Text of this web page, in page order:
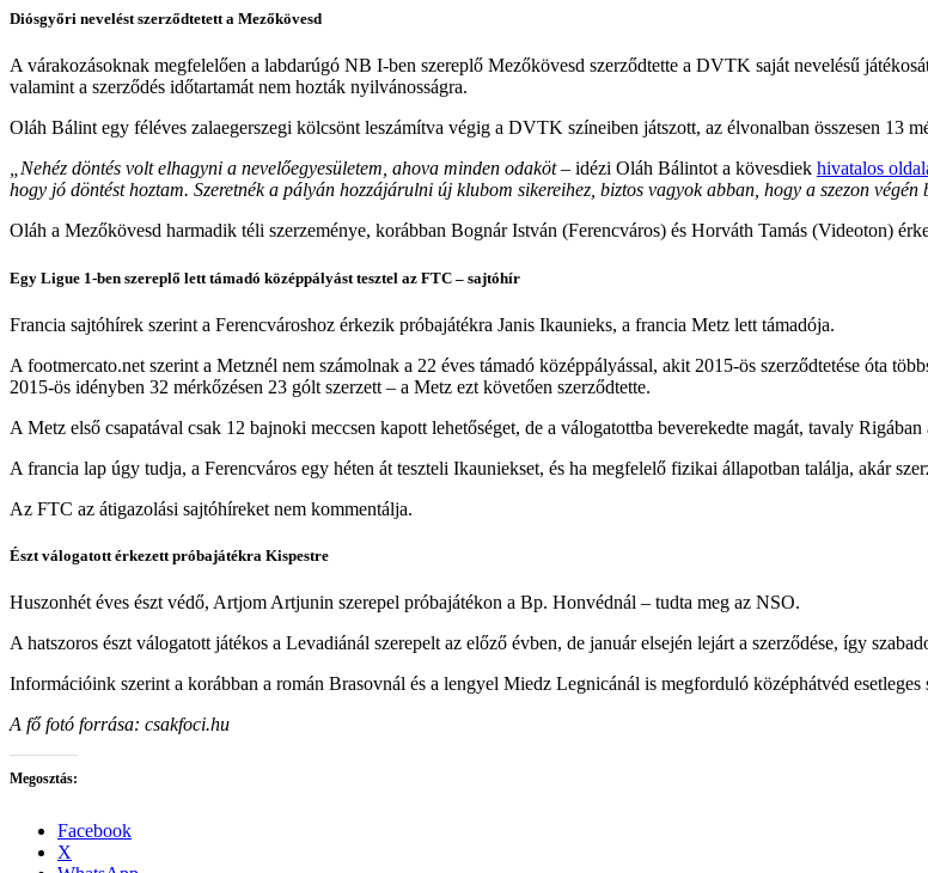
Diósgyőri nevelést szerződtetett a Mezőkövesd
A várakozásoknak megfelelően a labdarúgó NB I-ben szereplő Mezőkövesd szerződtette a DVTK saját nevelésű
valamint a szerződés időtartamát nem hozták nyilvánosságra.
Oláh Bálint egy féléves zalaegerszegi kölcsönt leszámítva végig a DVTK színeiben játszott, az élvonalban összesen 13
„Nehéz döntés volt elhagyni a nevelőegyesületem, ahova minden odaköt– idézi Oláh Bálintot a kövesdiek hivatalos
hogy jó döntést hoztam. Szeretnék a pályán hozzájárulni új klubom sikereihez, biztos vagyok abban, hogy a szezon
Oláh a Mezőkövesd harmadik téli szerzeménye, korábban Bognár István (Ferencváros) és Horváth Tamás (Videoton)
Egy Ligue 1-ben szereplő lett támadó középpályást tesztel az FTC – sajtóhír
Francia sajtóhírek szerint a Ferencvároshoz érkezik próbajátékra Janis Ikaunieks, a francia Metz lett támadója.
A footmercato.net szerint a Metznél nem számolnak a 22 éves támadó középpályással, akit 2015-ös szerződtetése óta
2015-ös idényben 32 mérkőzésen 23 gólt szerzett – a Metz ezt követően szerződtette.
A Metz első csapatával csak 12 bajnoki meccsen kapott lehetőséget, de a válogatottba beverekedte magát, tavaly
A francia lap úgy tudja, a Ferencváros egy héten át teszteli Ikauniekset, és ha megfelelő fizikai állapotban találja, akár
Az FTC az átigazolási sajtóhíreket nem kommentálja.
Észt válogatott érkezett próbajátékra Kispestre
Huszonhét éves észt védő, Artjom Artjunin szerepel próbajátékon a Bp. Honvédnál – tudta meg az NSO.
A hatszoros észt válogatott játékos a Levadiánál szerepelt az előző évben, de január elsején lejárt a szerződése, így
Információink szerint a korábban a román Brasovnál és a lengyel Miedz Legnicánál is megforduló középhátvéd
A fő fotó forrása: csakfoci.hu
Megosztás:
Facebook
X